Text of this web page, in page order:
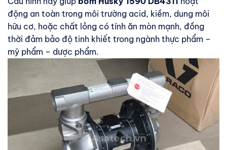
động an toàn trong môi trường acid, kiềm, dung môi
hữu cơ, hoặc chất lỏng có tính ăn mòn mạnh, đồng
thời đảm bảo độ tinh khiết trong ngành thực phẩm –
mỹ phẩm – dược phẩm.